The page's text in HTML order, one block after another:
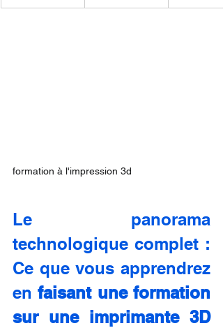
formation à l'impression 3d
Le panorama
technologique complet :
Ce que vous apprendrez
en faisant une formation
sur une imprimante 3D